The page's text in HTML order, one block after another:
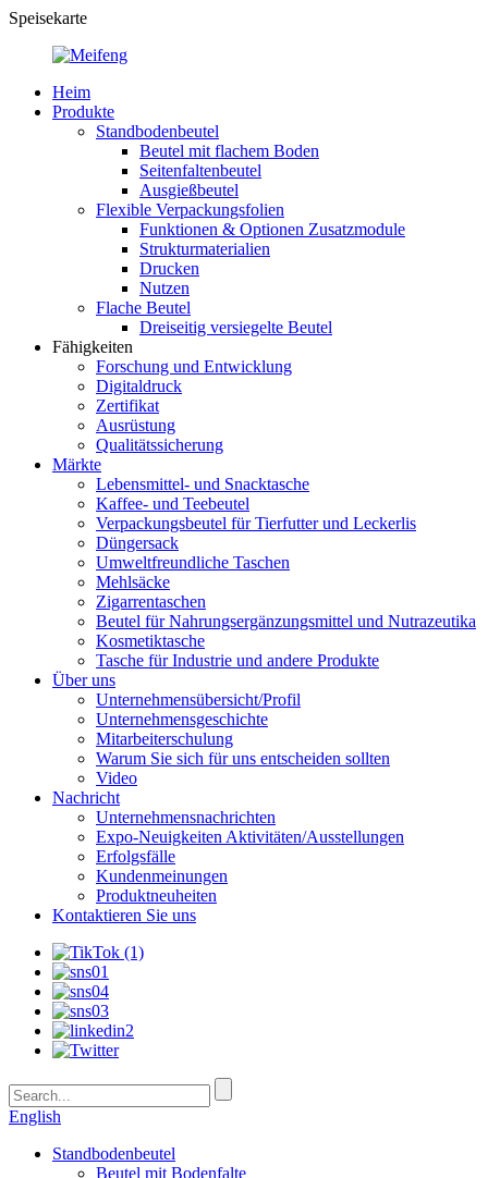
Speisekarte
Heim
Produkte
Standbodenbeutel
Beutel mit flachem Boden
Seitenfaltenbeutel
Ausgießbeutel
Flexible Verpackungsfolien
Funktionen & Optionen Zusatzmodule
Strukturmaterialien
Drucken
Nutzen
Flache Beutel
Dreiseitig versiegelte Beutel
Fähigkeiten
Forschung und Entwicklung
Digitaldruck
Zertifikat
Ausrüstung
Qualitätssicherung
Märkte
Lebensmittel- und Snacktasche
Kaffee- und Teebeutel
Verpackungsbeutel für Tierfutter und Leckerlis
Düngersack
Umweltfreundliche Taschen
Mehlsäcke
Zigarrentaschen
Beutel für Nahrungsergänzungsmittel und Nutrazeutika
Kosmetiktasche
Tasche für Industrie und andere Produkte
Über uns
Unternehmensübersicht/Profil
Unternehmensgeschichte
Mitarbeiterschulung
Warum Sie sich für uns entscheiden sollten
Video
Nachricht
Unternehmensnachrichten
Expo-Neuigkeiten Aktivitäten/Ausstellungen
Erfolgsfälle
Kundenmeinungen
Produktneuheiten
Kontaktieren Sie uns
English
Standbodenbeutel
Beutel mit Bodenfalte